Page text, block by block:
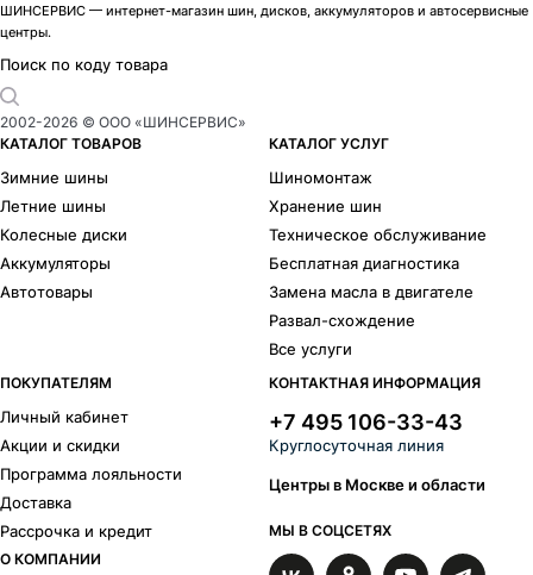
ШИНСЕРВИС — интернет-магазин шин, дисков, аккумуляторов и автосервисные
центры.
Поиск по коду товара
2002-2026 © ООО «ШИНСЕРВИС»
КАТАЛОГ ТОВАРОВ
Зимние шины
Летние шины
Колесные диски
Аккумуляторы
Автотовары
КАТАЛОГ УСЛУГ
Шиномонтаж
Хранение шин
Техническое обслуживание
Бесплатная диагностика
Замена масла в двигателе
Развал-схождение
Все услуги
ПОКУПАТЕЛЯМ
Личный кабинет
Акции и скидки
Программа лояльности
Доставка
Рассрочка и кредит
О КОМПАНИИ
КОНТАКТНАЯ ИНФОРМАЦИЯ
+7 495 106-33-43
Круглосуточная линия
Центры в Москве и области
МЫ В СОЦСЕТЯХ